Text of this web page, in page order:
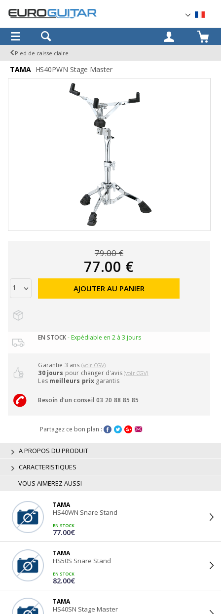
OK
Pied de caisse claire
TAMA HS40PWN Stage Master
79.00 €
77.00 €
AJOUTER AU PANIER
EN STOCK- Expédiable en 2 à 3 jours
Garantie 3 ans (voir CGV)
30 jours pour changer d'avis(voir CGV)
Les meilleurs prix garantis
Besoin d'un conseil 03 20 88 85 85
Partagez ce bon plan :
A PROPOS DU PRODUIT
CARACTERISTIQUES
VOUS AIMEREZ AUSSI
TAMA
HS40WN Snare Stand
EN STOCK
77.00€
TAMA
HS50S Snare Stand
EN STOCK
82.00€
TAMA
HS40SN Stage Master